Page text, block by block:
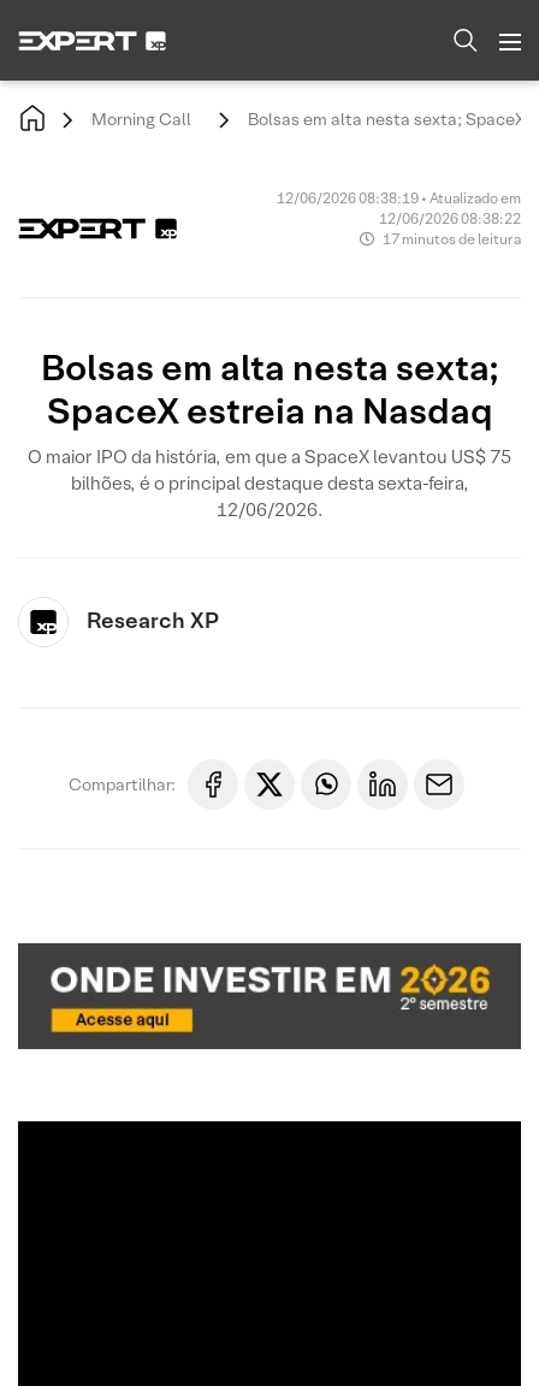
Morning Call Bolsas em alta nesta sexta; SpaceX
12/06/2026 08:38:19 • Atualizado em
12/06/2026 08:38:22
17 minutos de leitura
Bolsas em alta nesta sexta;
SpaceX estreia na Nasdaq
O maior IPO da história, em que a SpaceX levantou US$ 75
bilhões, é o principal destaque desta sexta-feira,
12/06/2026.
Research XP
Compartilhar: